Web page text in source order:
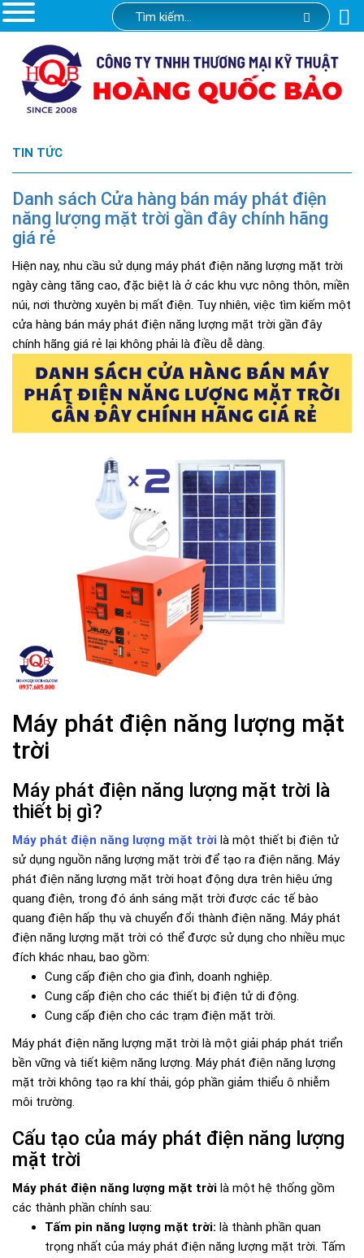
TIN TỨC
Danh sách Cửa hàng bán máy phát điện
năng lượng mặt trời gần đây chính hãng
giá rẻ
Hiện nay, nhu cầu sử dụng máy phát điện năng lượng mặt trời
ngày càng tăng cao, đặc biệt là ở các khu vực nông thôn, miền
núi, nơi thường xuyên bị mất điện. Tuy nhiên, việc tìm kiếm một
cửa hàng bán máy phát điện năng lượng mặt trời gần đây
chính hãng giá rẻ lại không phải là điều dễ dàng.
Máy phát điện năng lượng mặt
trời
Máy phát điện năng lượng mặt trời là
thiết bị gì?
Máy phát điện năng lượng mặt trời là một thiết bị điện tử
sử dụng nguồn năng lượng mặt trời để tạo ra điện năng. Máy
phát điện năng lượng mặt trời hoạt động dựa trên hiệu ứng
quang điện, trong đó ánh sáng mặt trời được các tế bào
quang điện hấp thụ và chuyển đổi thành điện năng. Máy phát
điện năng lượng mặt trời có thể được sử dụng cho nhiều mục
đích khác nhau, bao gồm:
Cung cấp điện cho gia đình, doanh nghiệp.
Cung cấp điện cho các thiết bị điện tử di động.
Cung cấp điện cho các trạm điện mặt trời.
Máy phát điện năng lượng mặt trời là một giải pháp phát triển
bền vững và tiết kiệm năng lượng. Máy phát điện năng lượng
mặt trời không tạo ra khí thải, góp phần giảm thiểu ô nhiễm
môi trường.
Cấu tạo của máy phát điện năng lượng
mặt trời
Máy phát điện năng lượng mặt trời là một hệ thống gồm
các thành phần chính sau:
Tấm pin năng lượng mặt trời: là thành phần quan
trọng nhất của máy phát điện năng lượng mặt trời. Tấm